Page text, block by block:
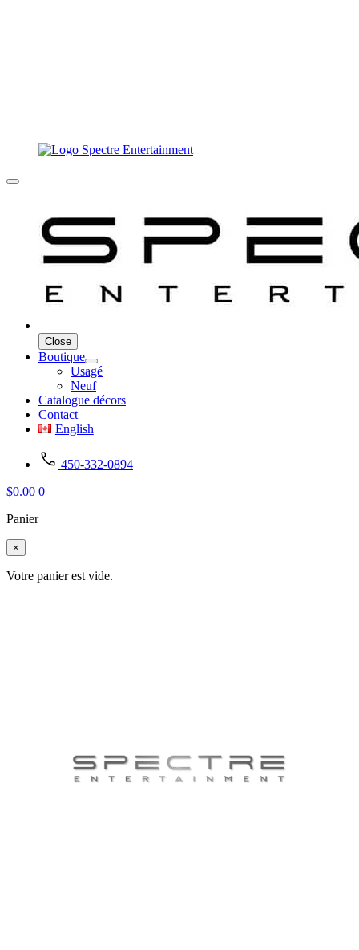
Close
Boutique
Usagé
Neuf
Catalogue décors
Contact
English
450-332-0894
$0.00 0
Panier
×
Votre panier est vide.